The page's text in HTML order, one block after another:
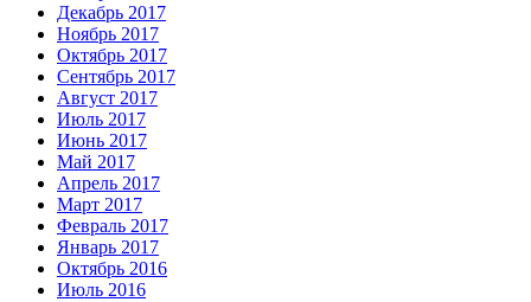
Декабрь 2017
Ноябрь 2017
Октябрь 2017
Сентябрь 2017
Август 2017
Июль 2017
Июнь 2017
Май 2017
Апрель 2017
Март 2017
Февраль 2017
Январь 2017
Октябрь 2016
Июль 2016